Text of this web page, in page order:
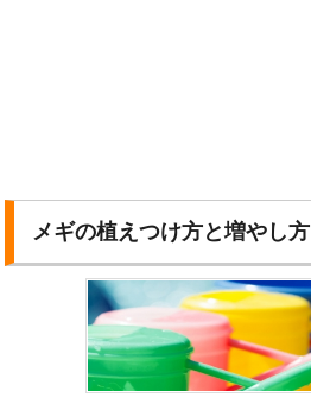
メギの植えつけ方と増やし方